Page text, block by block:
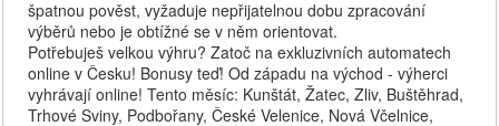
špatnou pověst, vyžaduje nepřijatelnou dobu zpracování
výběrů nebo je obtížné se v něm orientovat.
Potřebuješ velkou výhru? Zatoč na exkluzivních automatech
online v Česku! Bonusy teď! Od západu na východ - výherci
vyhrávají online! Tento měsíc: Kunštát, Žatec, Zliv, Buštěhrad,
Trhové Sviny, Podbořany, České Velenice, Nová Včelnice,